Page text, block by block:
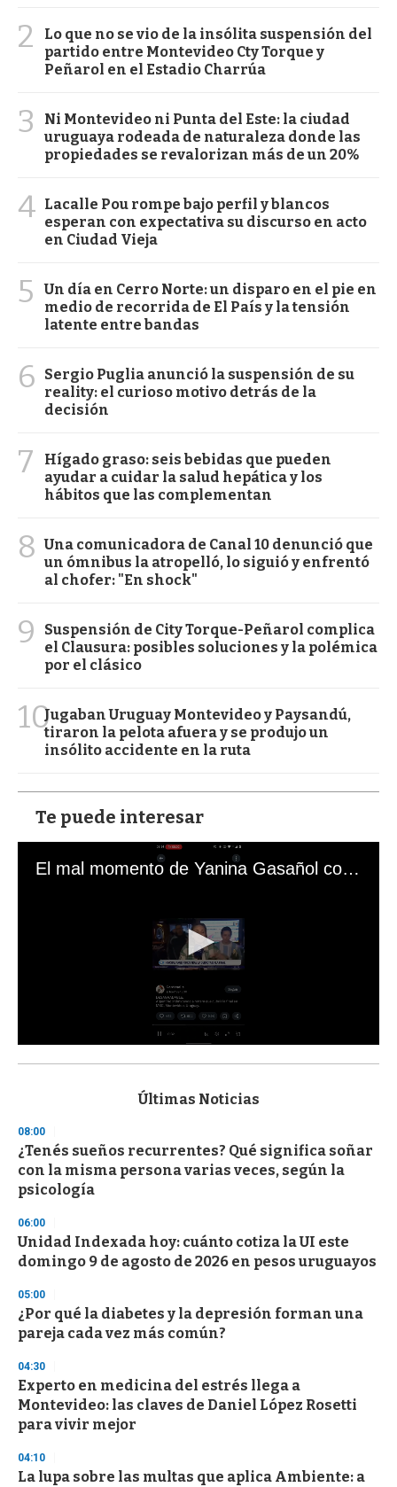
2
Lo que no se vio de la insólita suspensión del
partido entre Montevideo Cty Torque y
Peñarol en el Estadio Charrúa
3
Ni Montevideo ni Punta del Este: la ciudad
uruguaya rodeada de naturaleza donde las
propiedades se revalorizan más de un 20%
4 Lacalle Pou rompe bajo perfil y blancos
esperan con expectativa su discurso en acto
en Ciudad Vieja
5
Un día en Cerro Norte: un disparo en el pie en
medio de recorrida de El País y la tensión
latente entre bandas
6
Sergio Puglia anunció la suspensión de su
reality: el curioso motivo detrás de la
decisión
7
Hígado graso: seis bebidas que pueden
ayudar a cuidar la salud hepática y los
hábitos que las complementan
8 Una comunicadora de Canal 10 denunció que
un ómnibus la atropelló, lo siguió y enfrentó
al chofer: "En shock"
9
Suspensión de City Torque-Peñarol complica
el Clausura: posibles soluciones y la polémica
por el clásico
10Jugaban Uruguay Montevideo y Paysandú,
tiraron la pelota afuera y se produjo un
insólito accidente en la ruta
Te puede interesar
El mal momento de Yanina Gasañol con un hincha argentino en "Subrayado"
s
d
s
o
f
3
s
e
c
o
d
Últimas Noticias
08:00
¿Tenés sueños recurrentes? Qué significa soñar
con la misma persona varias veces, según la
psicología
06:00
Unidad Indexada hoy: cuánto cotiza la UI este
domingo 9 de agosto de 2026 en pesos uruguayos
05:00
¿Por qué la diabetes y la depresión forman una
pareja cada vez más común?
04:30
Experto en medicina del estrés llega a
Montevideo: las claves de Daniel López Rosetti
para vivir mejor
04:10
La lupa sobre las multas que aplica Ambiente: a